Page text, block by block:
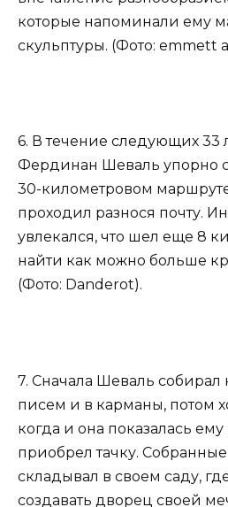
которые напоминали ему
скульптуры. (Фото: emmett
6. В течение следующих 33
Фердинан Шеваль упорно
30-километровом
проходил разнося почту.
увлекался, что шел еще 8
найти как можно больше
(Фото: Danderot).
7. Сначала Шеваль собирал
писем и в карманы, потом
когда и она показалась
приобрел тачку.
складывал в своем саду,
создавать дворец своей